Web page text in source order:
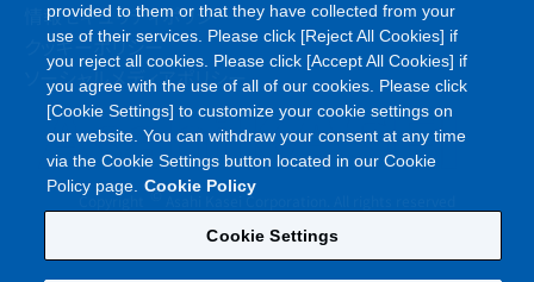
情報セキュリティポリシー
クッキーポリシー
ソーシャルメディアポリシー
Copyright © Asahi Kasei Corporation. All rights reserved
provided to them or that they have collected from your
use of their services. Please click [Reject All Cookies] if
you reject all cookies. Please click [Accept All Cookies] if
you agree with the use of all of our cookies. Please click
[Cookie Settings] to customize your cookie settings on
our website. You can withdraw your consent at any time
via the Cookie Settings button located in our Cookie
Policy page. Cookie Policy
Cookie Settings